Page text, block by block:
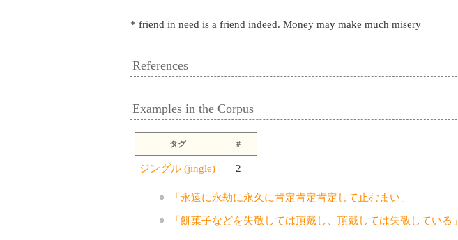
* friend in need is a friend indeed. Money may make much misery
References
Examples in the Corpus
タグ #
ジングル (jingle) 2
「永遠に永劫に永久に肯定肯定肯定して止むまい」
「餅菓子などを失敬しては頂戴し、頂戴しては失敬している」